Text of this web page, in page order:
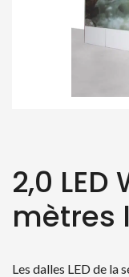
2,0
mètres
Les dalles LED de la